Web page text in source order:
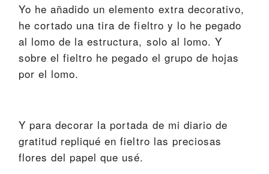
Yo he añadido un elemento extra decorativo,
he cortado una tira de fieltro y lo he pegado
al lomo de la estructura, solo al lomo. Y
sobre el fieltro he pegado el grupo de hojas
por el lomo.
Y para decorar la portada de mi diario de
gratitud repliqué en fieltro las preciosas
flores del papel que usé.